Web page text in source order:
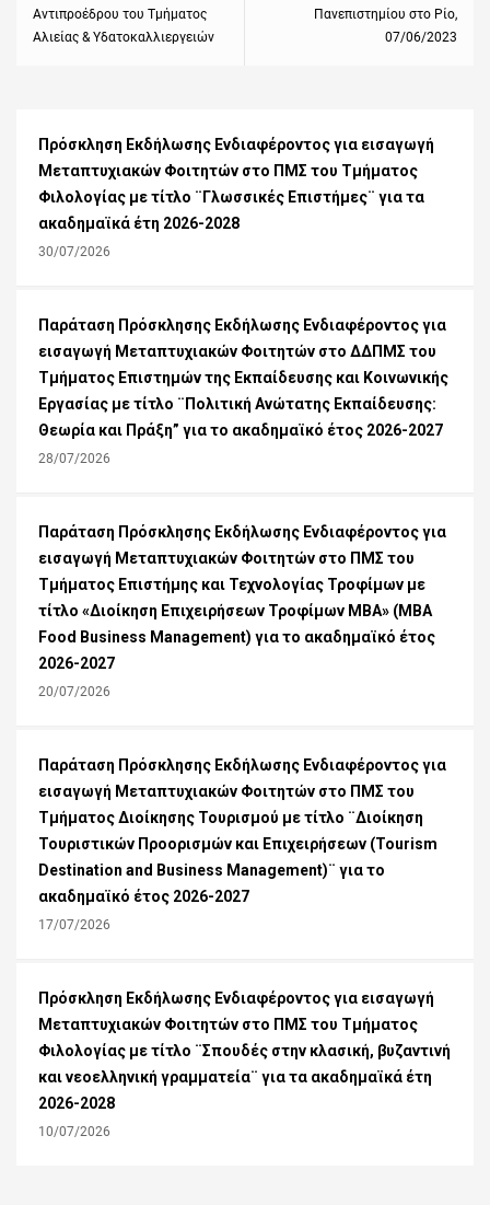
Αντιπροέδρου του Τμήματος
Αλιείας & Υδατοκαλλιεργειών
Πανεπιστημίου στο Ρίο,
07/06/2023
Πρόσκληση Εκδήλωσης Ενδιαφέροντος για εισαγωγή
Μεταπτυχιακών Φοιτητών στο ΠΜΣ του Τμήματος
Φιλολογίας με τίτλο ¨Γλωσσικές Επιστήμες¨ για τα
ακαδημαϊκά έτη 2026-2028
30/07/2026
Παράταση Πρόσκλησης Εκδήλωσης Ενδιαφέροντος για
εισαγωγή Μεταπτυχιακών Φοιτητών στο ΔΔΠΜΣ του
Τμήματος Επιστημών της Εκπαίδευσης και Κοινωνικής
Εργασίας με τίτλο ¨Πολιτική Ανώτατης Εκπαίδευσης:
Θεωρία και Πράξη” για το ακαδημαϊκό έτος 2026-2027
28/07/2026
Παράταση Πρόσκλησης Εκδήλωσης Ενδιαφέροντος για
εισαγωγή Μεταπτυχιακών Φοιτητών στο ΠΜΣ του
Τμήματος Επιστήμης και Τεχνολογίας Τροφίμων με
τίτλο «Διοίκηση Επιχειρήσεων Τροφίμων ΜΒΑ» (MBA
Food Business Management) για το ακαδημαϊκό έτος
2026-2027
20/07/2026
Παράταση Πρόσκλησης Εκδήλωσης Ενδιαφέροντος για
εισαγωγή Μεταπτυχιακών Φοιτητών στο ΠΜΣ του
Τμήματος Διοίκησης Τουρισμού με τίτλο ¨Διοίκηση
Τουριστικών Προορισμών και Επιχειρήσεων (Tourism
Destination and Business Management)¨ για το
ακαδημαϊκό έτος 2026-2027
17/07/2026
Πρόσκληση Εκδήλωσης Ενδιαφέροντος για εισαγωγή
Μεταπτυχιακών Φοιτητών στο ΠΜΣ του Τμήματος
Φιλολογίας με τίτλο ¨Σπουδές στην κλασική, βυζαντινή
και νεοελληνική γραμματεία¨ για τα ακαδημαϊκά έτη
2026-2028
10/07/2026